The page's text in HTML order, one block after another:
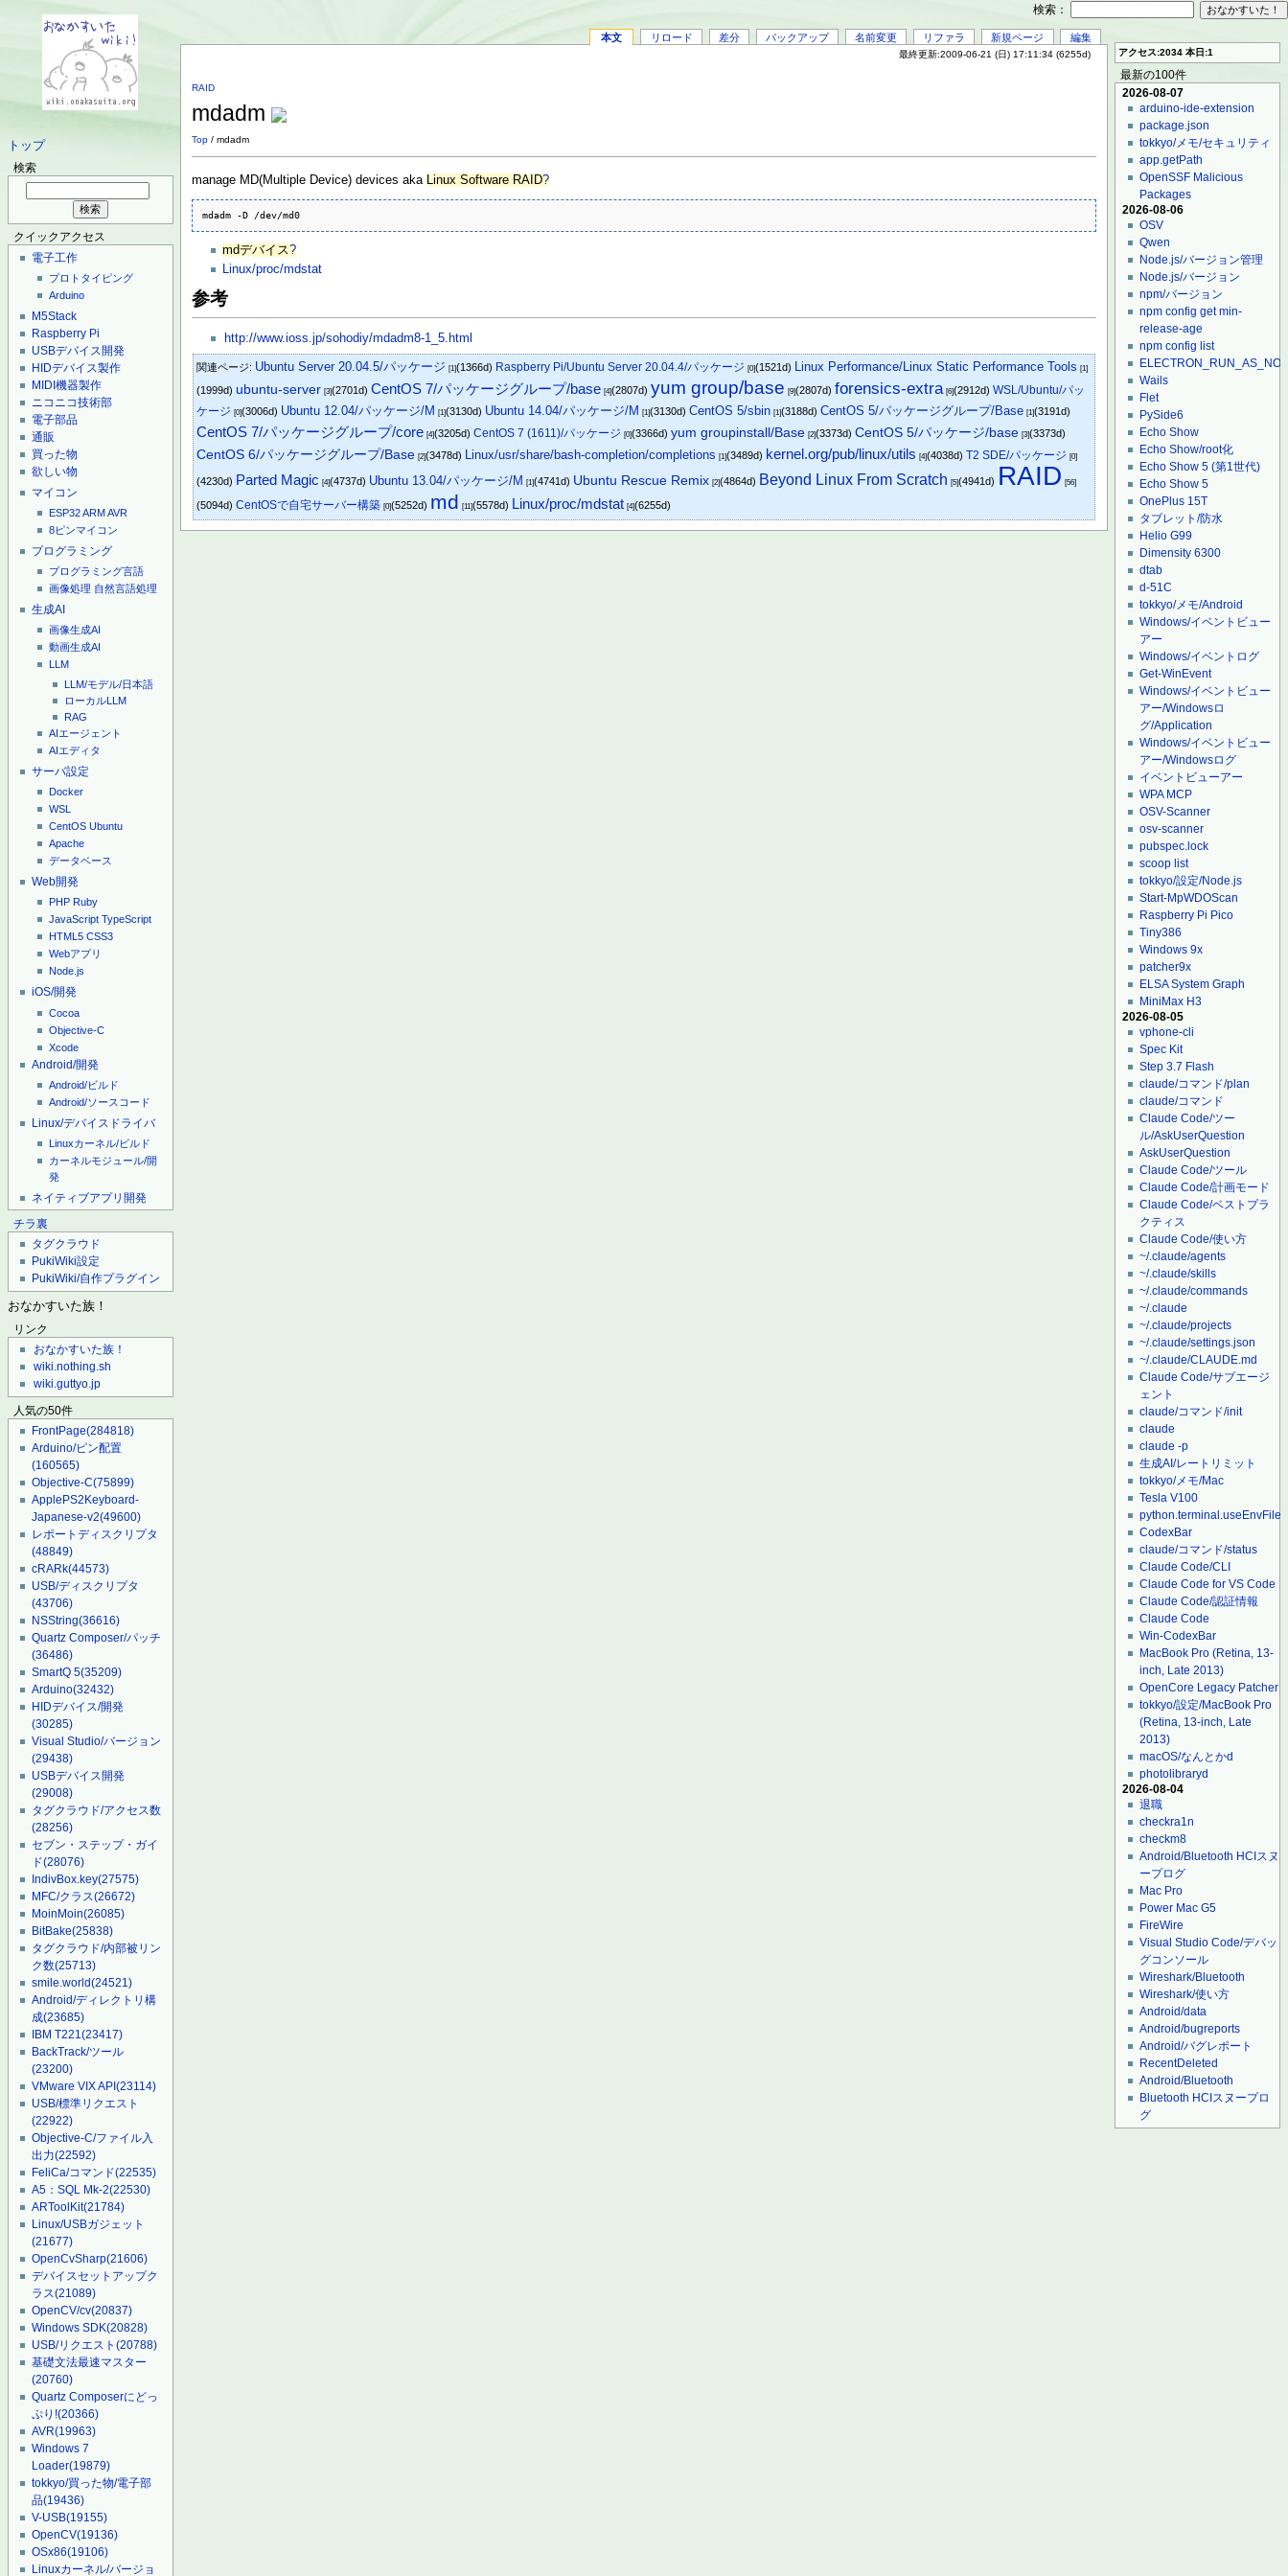
トップ
検索
クイックアクセス
電子工作
プロトタイピング
Arduino
M5Stack
Raspberry Pi
USBデバイス開発
HIDデバイス製作
MIDI機器製作
ニコニコ技術部
電子部品
通販
買った物
欲しい物
マイコン
ESP32ARMAVR
8ピンマイコン
プログラミング
プログラミング言語
画像処理 自然言語処理
生成AI
画像生成AI
動画生成AI
LLM
LLM/モデル/日本語
ローカルLLM
RAG
AIエージェント
AIエディタ
サーバ設定
Docker
WSL
CentOS Ubuntu
Apache
データベース
Web開発
PHP Ruby
JavaScript TypeScript
HTML5 CSS3
Webアプリ
Node.js
iOS/開発
Cocoa
Objective-C
Xcode
Android/開発
Android/ビルド
Android/ソースコード
Linux/デバイスドライバ
Linuxカーネル/ビルド
カーネルモジュール/開
発
ネイティブアプリ開発
チラ裏
タグクラウド
PukiWiki設定
PukiWiki/自作プラグイン
おなかすいた族！
リンク
おなかすいた族！
wiki.nothing.sh
wiki.guttyo.jp
人気の50件
FrontPage(284818)
Arduino/ピン配置
(160565)
Objective-C(75899)
ApplePS2Keyboard-
Japanese-v2(49600)
レポートディスクリプタ
(48849)
cRARk(44573)
USB/ディスクリプタ
(43706)
NSString(36616)
Quartz Composer/パッチ
(36486)
SmartQ 5(35209)
Arduino(32432)
HIDデバイス/開発
(30285)
Visual Studio/バージョン
(29438)
USBデバイス開発
(29008)
タグクラウド/アクセス数
(28256)
セブン・ステップ・ガイ
ド(28076)
IndivBox.key(27575)
MFC/クラス(26672)
MoinMoin(26085)
BitBake(25838)
タグクラウド/内部被リン
ク数(25713)
smile.world(24521)
Android/ディレクトリ構
成(23685)
IBM T221(23417)
BackTrack/ツール
(23200)
VMware VIX API(23114)
USB/標準リクエスト
(22922)
Objective-C/ファイル入
出力(22592)
FeliCa/コマンド(22535)
A5：SQL Mk-2(22530)
ARToolKit(21784)
Linux/USBガジェット
(21677)
OpenCvSharp(21606)
デバイスセットアップク
ラス(21089)
OpenCV/cv(20837)
Windows SDK(20828)
USB/リクエスト(20788)
基礎文法最速マスター
(20760)
Quartz Composerにどっ
ぷり!(20366)
AVR(19963)
Windows 7
Loader(19879)
tokkyo/買った物/電子部
品(19436)
V-USB(19155)
OpenCV(19136)
OSx86(19106)
Linuxカーネル/バージョ
本文 リロード 差分 バックアップ 名前変更 リファラ 新規ページ 編集
最終更新:2009-06-21 (日) 17:11:34 (6255d)
RAID
mdadm
Top / mdadm
manage MD(Multiple Device) devices aka Linux Software RAID?
mdadm -D /dev/md0
mdデバイス?
Linux/proc/mdstat
参考
http://www.ioss.jp/sohodiy/mdadm8-1_5.html
関連ページ: Ubuntu Server 20.04.5/パッケージ [1](1366d) Raspberry Pi/Ubuntu Server 20.04.4/パッケージ [0](1521d) Linux Performance/Linux Static Performance Tools [1]
(1999d) ubuntu-server [3](2701d)CentOS 7/パッケージグループ/base [4](2807d)yum group/base [9](2807d)forensics-extra [6](2912d)WSL/Ubuntu/パッ
ケージ [0](3006d) Ubuntu 12.04/パッケージ/M [1](3130d) Ubuntu 14.04/パッケージ/M [1](3130d)CentOS 5/sbin [1](3188d)CentOS 5/パッケージグループ/Base [1](3191d)
CentOS 7/パッケージグループ/core [4](3205d)CentOS 7 (1611)/パッケージ [0](3366d)yum groupinstall/Base [2](3373d)CentOS 5/パッケージ/base [3](3373d)
CentOS 6/パッケージグループ/Base [2](3478d) Linux/usr/share/bash-completion/completions [1](3489d) kernel.org/pub/linux/utils [4](4038d)T2 SDE/パッケージ [0]
(4230d) Parted Magic [4](4737d) Ubuntu 13.04/パッケージ/M [1](4741d) Ubuntu Rescue Remix [2](4864d) Beyond Linux From Scratch [5](4941d) RAID [56]
(5094d)CentOSで自宅サーバー構築 [0](5252d) md [11](5578d) Linux/proc/mdstat [4](6255d)
アクセス:2034 本日:1
最新の100件
2026-08-07
arduino-ide-extension
package.json
tokkyo/メモ/セキュリティ
app.getPath
OpenSSF Malicious
Packages
2026-08-06
OSV
Qwen
Node.js/バージョン管理
Node.js/バージョン
npm/バージョン
npm config get min-
release-age
npm config list
Wails
Flet
PySide6
Echo Show
Echo Show/root化
Echo Show 5 (第1世代)
Echo Show 5
OnePlus 15T
タブレット/防水
Helio G99
Dimensity 6300
dtab
d-51C
tokkyo/メモ/Android
Windows/イベントビュー
アー
Windows/イベントログ
Get-WinEvent
Windows/イベントビュー
アー/Windowsロ
グ/Application
Windows/イベントビュー
アー/Windowsログ
イベントビューアー
WPA MCP
OSV-Scanner
osv-scanner
pubspec.lock
scoop list
tokkyo/設定/Node.js
Start-MpWDOScan
Raspberry Pi Pico
Tiny386
Windows 9x
patcher9x
ELSA System Graph
MiniMax H3
2026-08-05
vphone-cli
Spec Kit
Step 3.7 Flash
claude/コマンド/plan
claude/コマンド
Claude Code/ツー
ル/AskUserQuestion
AskUserQuestion
Claude Code/ツール
Claude Code/計画モード
Claude Code/ベストプラ
クティス
Claude Code/使い方
~/.claude/agents
~/.claude/skills
~/.claude/commands
~/.claude
~/.claude/projects
~/.claude/settings.json
~/.claude/CLAUDE.md
Claude Code/サブエージ
ェント
claude/コマンド/init
claude
claude -p
生成AI/レートリミット
tokkyo/メモ/Mac
Tesla V100
python.terminal.useEnvFile
CodexBar
claude/コマンド/status
Claude Code/CLI
Claude Code for VS Code
Claude Code/認証情報
Claude Code
Win-CodexBar
MacBook Pro (Retina, 13-
inch, Late 2013)
OpenCore Legacy Patcher
tokkyo/設定/MacBook Pro
(Retina, 13-inch, Late
2013)
macOS/なんとかd
photolibraryd
2026-08-04
退職
checkra1n
checkm8
Android/Bluetooth HCIスヌ
ープログ
Mac Pro
Power Mac G5
FireWire
Visual Studio Code/デバッ
グコンソール
Wireshark/Bluetooth
Wireshark/使い方
Android/data
Android/bugreports
Android/バグレポート
RecentDeleted
Android/Bluetooth
Bluetooth HCIスヌープロ
グ
検索：